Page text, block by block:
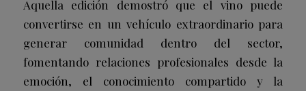
Aquella edición demostró que el vino puede
convertirse en un vehículo extraordinario para
generar comunidad dentro del sector,
fomentando relaciones profesionales desde la
emoción, el conocimiento compartido y la